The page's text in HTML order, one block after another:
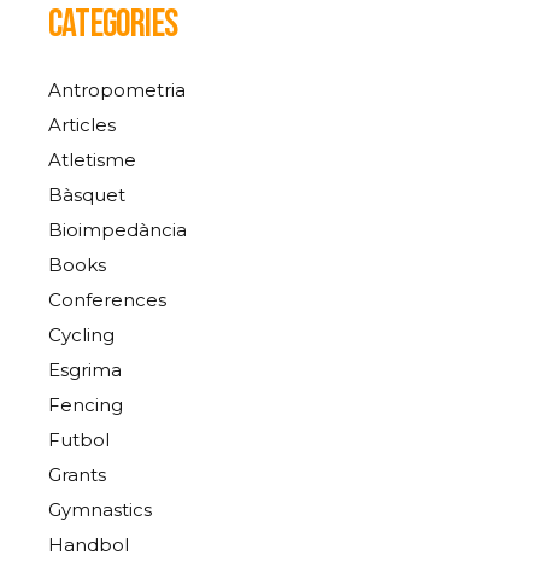
CATEGORIES
Antropometria
Articles
Atletisme
Bàsquet
Bioimpedància
Books
Conferences
Cycling
Esgrima
Fencing
Futbol
Grants
Gymnastics
Handbol